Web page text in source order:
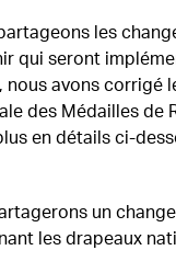
les
qui seront
nous avons corrigé
des Médailles de
en détails ci-
un
les drapeaux